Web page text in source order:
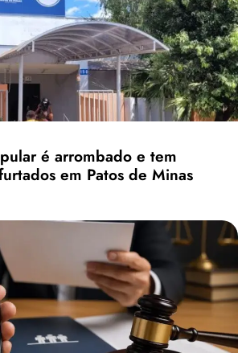
é arrombado e tem
em Patos de Minas